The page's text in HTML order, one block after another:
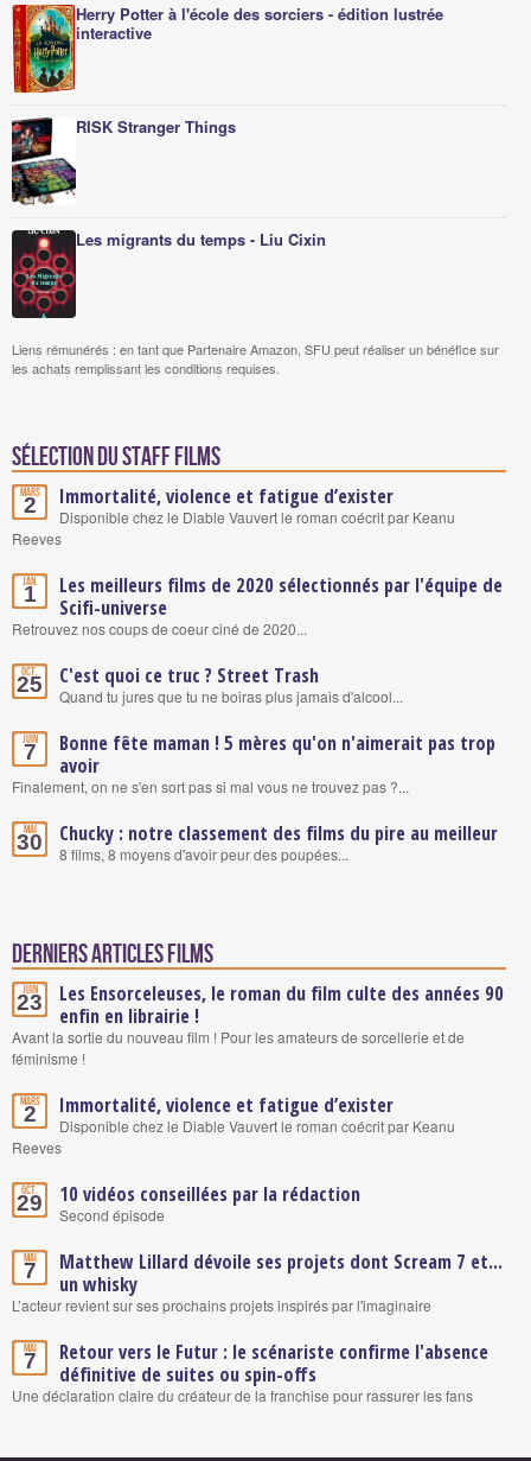
Herry Potter à l'école des sorciers - édition lustrée
interactive
RISK Stranger Things
Les migrants du temps - Liu Cixin
Liens rémunérés : en tant que Partenaire Amazon, SFU peut réaliser un bénéfice sur
les achats remplissant les conditions requises.
Sélection du staff Films
Mars
2 Immortalité, violence et fatigue d’exister
Disponible chez le Diable Vauvert le roman coécrit par Keanu
Reeves
Jan.
1
Les meilleurs films de 2020 sélectionnés par l'équipe de
Scifi-universe
Retrouvez nos coups de coeur ciné de 2020...
Oct.
25 C'est quoi ce truc ? Street Trash
Quand tu jures que tu ne boiras plus jamais d'alcool...
Juin
7
Bonne fête maman ! 5 mères qu'on n'aimerait pas trop
avoir
Finalement, on ne s'en sort pas si mal vous ne trouvez pas ?...
Mai
30 Chucky : notre classement des films du pire au meilleur
8 films, 8 moyens d'avoir peur des poupées...
Derniers articles Films
Juin
23
Les Ensorceleuses, le roman du film culte des années 90
enfin en librairie !
Avant la sortie du nouveau film ! Pour les amateurs de sorcellerie et de
féminisme !
Mars
2 Immortalité, violence et fatigue d’exister
Disponible chez le Diable Vauvert le roman coécrit par Keanu
Reeves
Oct.
29 10 vidéos conseillées par la rédaction
Second épisode
Mai
7
Matthew Lillard dévoile ses projets dont Scream 7 et...
un whisky
L’acteur revient sur ses prochains projets inspirés par l'imaginaire
Mai
7
Retour vers le Futur : le scénariste confirme l'absence
définitive de suites ou spin-offs
Une déclaration claire du créateur de la franchise pour rassurer les fans